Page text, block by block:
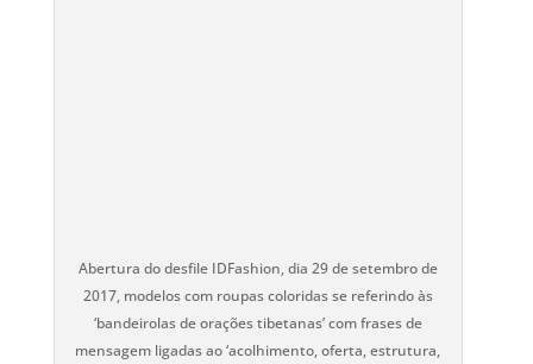
Abertura do desfile IDFashion, dia 29 de setembro de
2017, modelos com roupas coloridas se referindo às
‘bandeirolas de orações tibetanas’ com frases de
mensagem ligadas ao ‘acolhimento, oferta, estrutura,